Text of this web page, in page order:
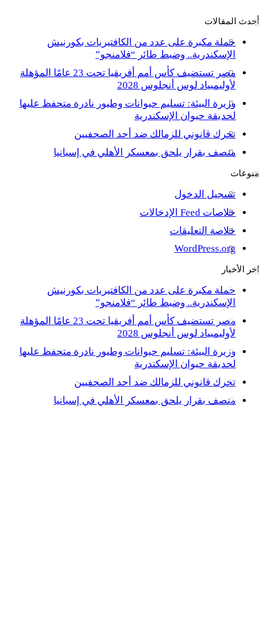
أحدث المقالات
حملة مكبرة على عدد من الكافتيريات بكورنيش
الإسكندرية.. وضبط طائر “فلامنجو”
مصر تستضيف كأس أمم أفريقيا تحت 23 عامًا المؤهلة
لأوليمبياد لوس أنجلوس 2028
وزيرة البيئة: تسليم حيوانات وطيور نادرة متحفظ عليها
لحديقة حيوان الإسكندرية
تحرك قانوني للزمالك ضد أحد الصحفيين
منصف بقرار يلحق بمعسكر الأهلي في إسبانيا
منوعات
تسجيل الدخول
خلاصات Feed الإدخالات
خلاصة التعليقات
WordPress.org
اخر الأخبار
حملة مكبرة على عدد من الكافتيريات بكورنيش
الإسكندرية.. وضبط طائر “فلامنجو”
مصر تستضيف كأس أمم أفريقيا تحت 23 عامًا المؤهلة
لأوليمبياد لوس أنجلوس 2028
وزيرة البيئة: تسليم حيوانات وطيور نادرة متحفظ عليها
لحديقة حيوان الإسكندرية
تحرك قانوني للزمالك ضد أحد الصحفيين
منصف بقرار يلحق بمعسكر الأهلي في إسبانيا